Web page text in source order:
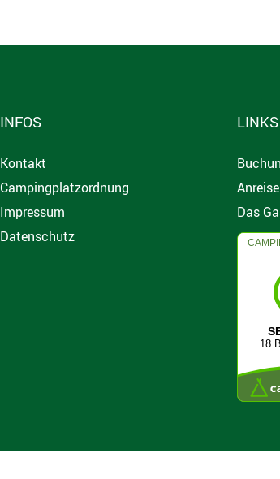
INFOS
Kontakt
Campingplatzordnung
Impressum
Datenschutz
LINKS
Das
18